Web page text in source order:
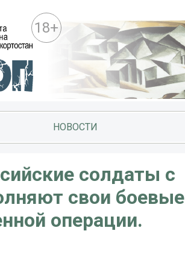
18+
НОВОСТИ
солдаты с
свои боевые
операции.